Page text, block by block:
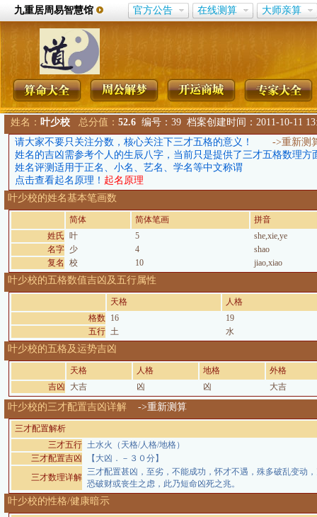
九重居周易智慧馆 官方公告 在线测算 大师亲算
姓名：叶少校 总分值：52.6 编号：39 档案创建时间：2011-10-11
请大家不要只关注分数，核心关注下三才五格的意义！ ->重新测
姓名的吉凶需参考个人的生辰八字，当前只是提供了三才五格数理方
姓名评测适用于正名、小名、艺名、学名等中文称谓
点击查看起名原理！ 起名原理
叶少校的姓名基本笔画数
简体 简体笔画
拼音
姓氏 叶 5
she,xie,ye
名字 少 4
shao
复名
校 10 jiao,xiao
叶少校的五格数值吉凶及五行属性
天格
人格
格数 16
19
五行 土 水
叶少校的五格及运势吉凶
天格 人格 地格
外格
吉凶
大吉 凶 凶 大吉
叶少校的三才配置吉凶详解->重新测算
三才配置解析
三才五行 土水火（天格/人格/地格）
三才配置吉凶
【大凶．－３０分】
三才数理详解
三才配置甚凶，至劣，不能成功，怀才不遇，殊多破乱变动
恐破财或丧生之虑，此乃短命凶死之兆。
叶少校的性格/健康暗示